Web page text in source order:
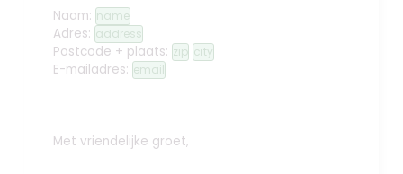
Naam: name
Adres: address
Postcode + plaats: zip city
E-mailadres: email
Met vriendelijke groet,